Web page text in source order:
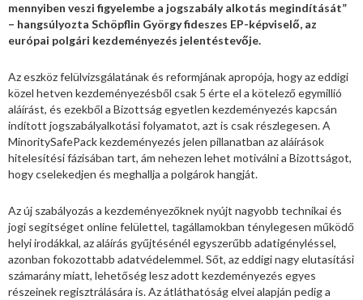
mennyiben veszi figyelembe a jogszabály alkotás megindítását”
– hangsúlyozta Schöpflin György fideszes EP-képviselő, az
európai polgári kezdeményezés jelentéstevője.
Az eszköz felülvizsgálatának és reformjának apropója, hogy az eddigi
közel hetven kezdeményezésből csak 5 érte el a kötelező egymillió
aláírást, és ezekből a Bizottság egyetlen kezdeményezés kapcsán
indított jogszabályalkotási folyamatot, azt is csak részlegesen. A
MinoritySafePack kezdeményezés jelen pillanatban az aláírások
hitelesítési fázisában tart, ám nehezen lehet motiválni a Bizottságot,
hogy cselekedjen és meghallja a polgárok hangját.
Az új szabályozás a kezdeményezőknek nyújt nagyobb technikai és
jogi segítséget online felülettel, tagállamokban ténylegesen működő
helyi irodákkal, az aláírás gyűjtésénél egyszerűbb adatigényléssel,
azonban fokozottabb adatvédelemmel. Sőt, az eddigi nagy elutasítási
számarány miatt, lehetőség lesz adott kezdeményezés egyes
részeinek regisztrálására is. Az átláthatóság elvei alapján pedig a